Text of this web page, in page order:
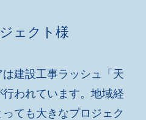
ェクト様
建設工事ラッシュ「天
われています。地域経
ても大きなプロジェク